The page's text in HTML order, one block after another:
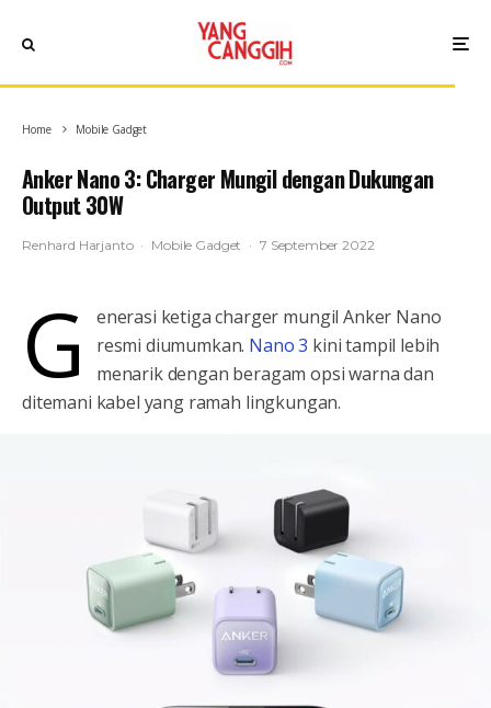
Home Mobile Gadget
Anker Nano 3: Charger Mungil dengan Dukungan
Output 30W
Renhard Harjanto · Mobile Gadget · 7 September 2022
G
enerasi ketiga charger mungil Anker Nano
resmi diumumkan. Nano 3 kini tampil lebih
menarik dengan beragam opsi warna dan
ditemani kabel yang ramah lingkungan.